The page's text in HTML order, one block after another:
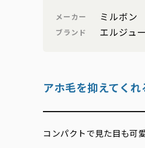
メーカー ミルボン
ブランド エルジュ
アホ毛を抑えてく
コンパクトで見た目も可